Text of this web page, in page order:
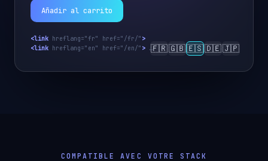
Añadir al carrito
<link hreflang="fr" href="/fr/" >
<link hreflang="en" href="/en/" > …🇫🇷🇬🇧🇪🇸🇩🇪🇯🇵
COMPATIBLE AVEC VOTRE STACK